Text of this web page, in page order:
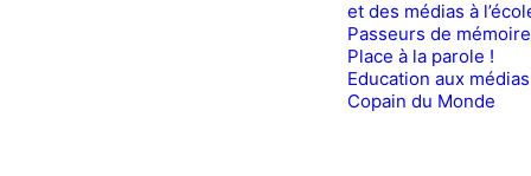
et des médias à
Passeurs de mémoire
Place à la parole !
Education aux médias
Copain du Monde